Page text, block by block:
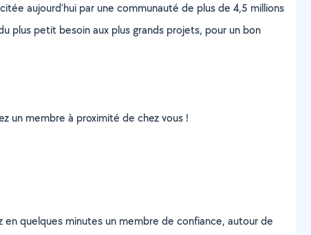
aujourd’hui par une communauté de plus de 4,5 millions
plus petit besoin aux plus grands projets, pour un bon
un membre à proximité de chez vous !
quelques minutes un membre de confiance, autour de